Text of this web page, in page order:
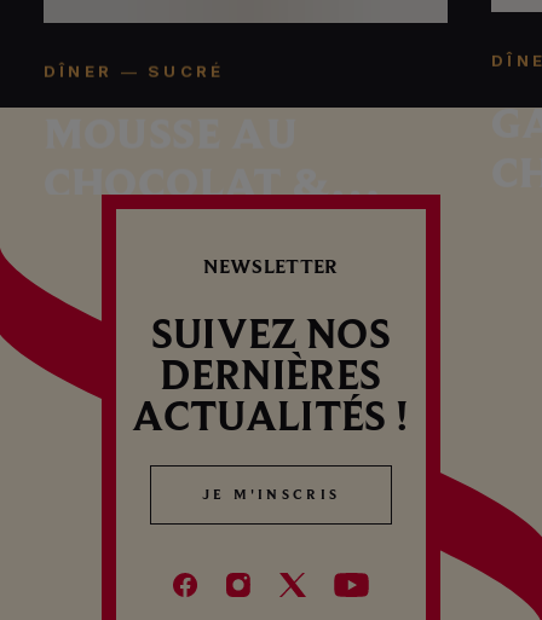
DÎNER — SUCRÉ
CHOCOLAT &
NEWSLETTER
SUIVEZ NOS
DERNIÈRES
ACTUALITÉS !
JE M'INSCRIS
JE M'INSCRIS